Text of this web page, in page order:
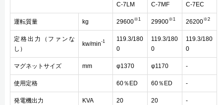
C-7LM
C-7MF
C-7EC
運転質量 kg 29600※1 29900※1 26200※2
定格出力（ファンな
し）
kw/min-1
119.3/180
0
119.3/180
0
119.3/180
0
マグネットサイズ mm φ1370 φ1170 -
使用定格 60％ED 60％ED -
発電機出力 KVA 20 20 -